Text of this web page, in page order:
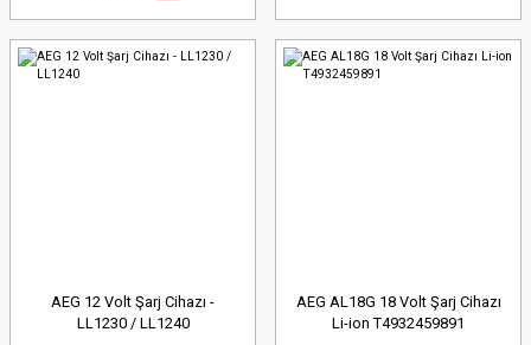
AEG 12 Volt Şarj Cihazı -
LL1230 / LL1240
AEG AL18G 18 Volt Şarj Cihazı
Li-ion T4932459891